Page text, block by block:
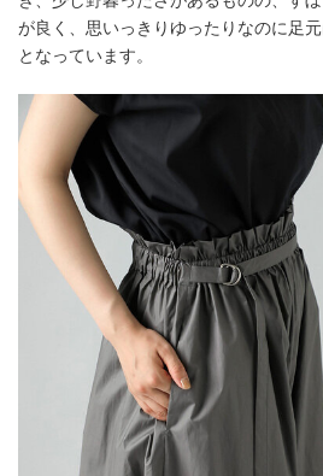
が良く、思いっきりゆったりなのに足
となっています。